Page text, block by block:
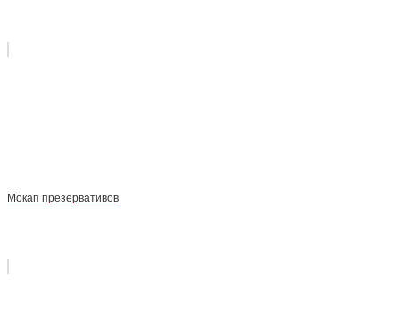
Мокап презервативов